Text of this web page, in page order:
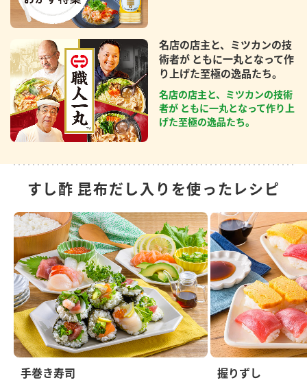
名店の店主と、ミツカンの技
術者が ともに一丸となって作
り上げた至極の逸品たち。
名店の店主と、ミツカンの技術
者が ともに一丸となって作り上
げた至極の逸品たち。
すし酢 昆布だし入りを使ったレシピ
手巻き寿司 握りずし